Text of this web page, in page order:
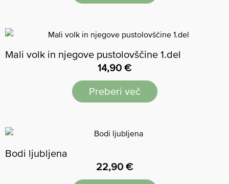
Mali volk in njegove pustolovščine 1.del
14,90 €
Preberi več
Bodi ljubljena
22,90 €